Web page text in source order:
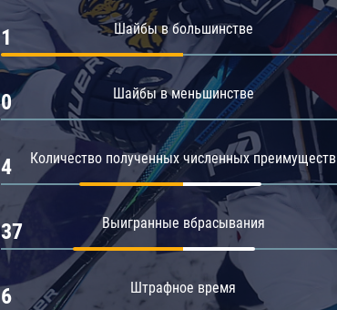
Салават Юлаев
Сибирь
Шайбы в большинстве
1
Шайбы в меньшинстве
0
Количество полученных численных преимуществ
4
Выигранные вбрасывания
37
Штрафное время
6